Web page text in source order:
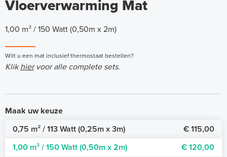
Vloerverwarming Mat
1,00 m² / 150 Watt (0,50m x 2m)
Wilt u een mat inclusief thermostaat bestellen?
Klikhiervoor alle complete sets.
Maak uw keuze
0,75 m² / 113 Watt (0,25m x 3m)
€ 115,00
1,00 m² / 150 Watt (0,50m x 2m)
€ 120,00